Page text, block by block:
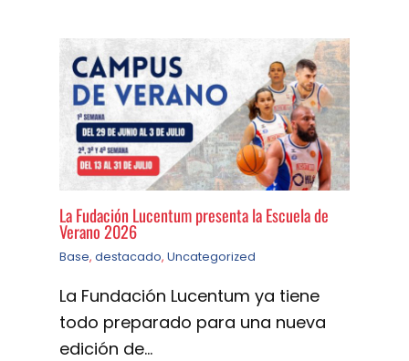
La Fudación Lucentum presenta la Escuela de
Verano 2026
Base, destacado, Uncategorized
La Fundación Lucentum ya tiene
todo preparado para una nueva
edición de…